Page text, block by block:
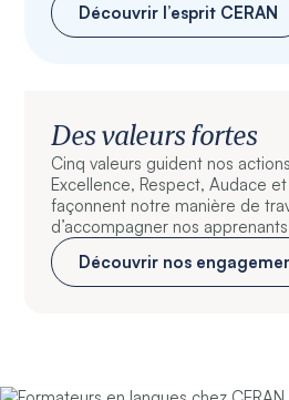
Découvrir l’esprit CERAN
Des valeurs fortes
Cinq valeurs guident nos
Excellence, Respect, Audace
façonnent notre manière de
d’accompagner nos
Découvrir nos